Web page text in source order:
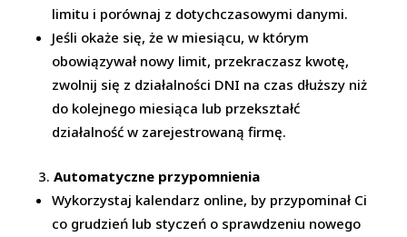
limitu i porównaj z dotychczasowymi danymi.
Jeśli okaże się, że w miesiącu, w którym
obowiązywał nowy limit, przekraczasz kwotę,
zwolnij się z działalności DNI na czas dłuższy niż
do kolejnego miesiąca lub przekształć
działalność w zarejestrowaną firmę.
Automatyczne przypomnienia
Wykorzystaj kalendarz online, by przypominał Ci
co grudzień lub styczeń o sprawdzeniu nowego